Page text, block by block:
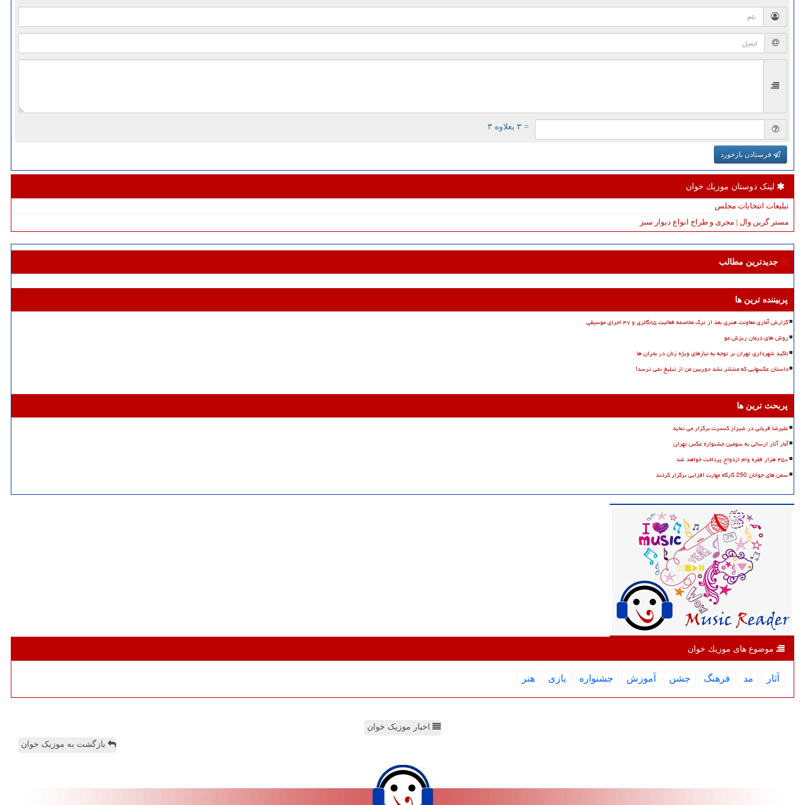
= ۳ بعلاوه ۳
فرستادن بازخورد
لینک دوستان موزیك خوان
تبلیغات انتخابات مجلس
مستر گرین وال | مجری و طراح انواع دیوار سبز
جدیدترین مطالب
پربیننده ترین ها
گزارش آماری معاونت هنری بعد از ترک مخاصمه فعالیت ۸۵گالری و ۴۷ اجرای موسیقی
روش های درمان ریزش مو
تاکید شهرداری تهران بر توجه به نیازهای ویژه زنان در بحران ها
داستان عکسهایی که منتشر نشد دوربین من از تبلیغ نمی ترسد!
پربحث ترین ها
علیرضا قربانی در شیراز کنسرت برگزار می نماید
آمار آثار ارسالی به سومین جشنواره عکس تهران
۴۵۰ هزار فقره وام ازدواج پرداخت خواهد شد
سمن های جوانان 250 کارگاه مهارت افزایی برگزار کردند
موضوع های موزیك خوان
آثار مد فرهنگ جشن آموزش جشنواره بازی هنر
اخبار موزیک خوان
بازگشت به موزیک خوان